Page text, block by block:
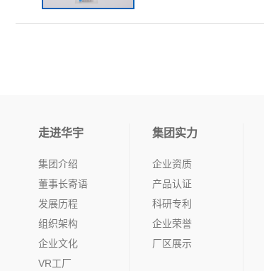
走进华宇
集团介绍
董事长寄语
发展历程
组织架构
企业文化
VR工厂
集团实力
企业资质
产品认证
科研专利
企业荣誉
厂区展示